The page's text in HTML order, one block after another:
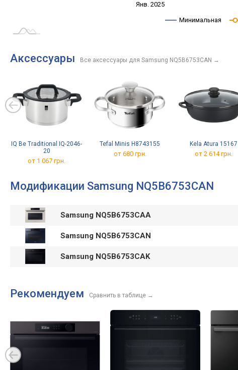
Янв. 2025
Минимальная
Аксессуары Все аксессуары для Samsung NQ5B6753CAN →
IQ Be Traditional IQ-2046-
20
от 1 067 грн.
Tefal Minis H8743155
от 680 грн.
Kela Atura 15167
от 2 614 грн.
Модификации Samsung NQ5B6753CAN
Samsung NQ5B6753CAA
Samsung NQ5B6753CAN
Samsung NQ5B6753CAK
Рекомендуем Сравнить в таблице →